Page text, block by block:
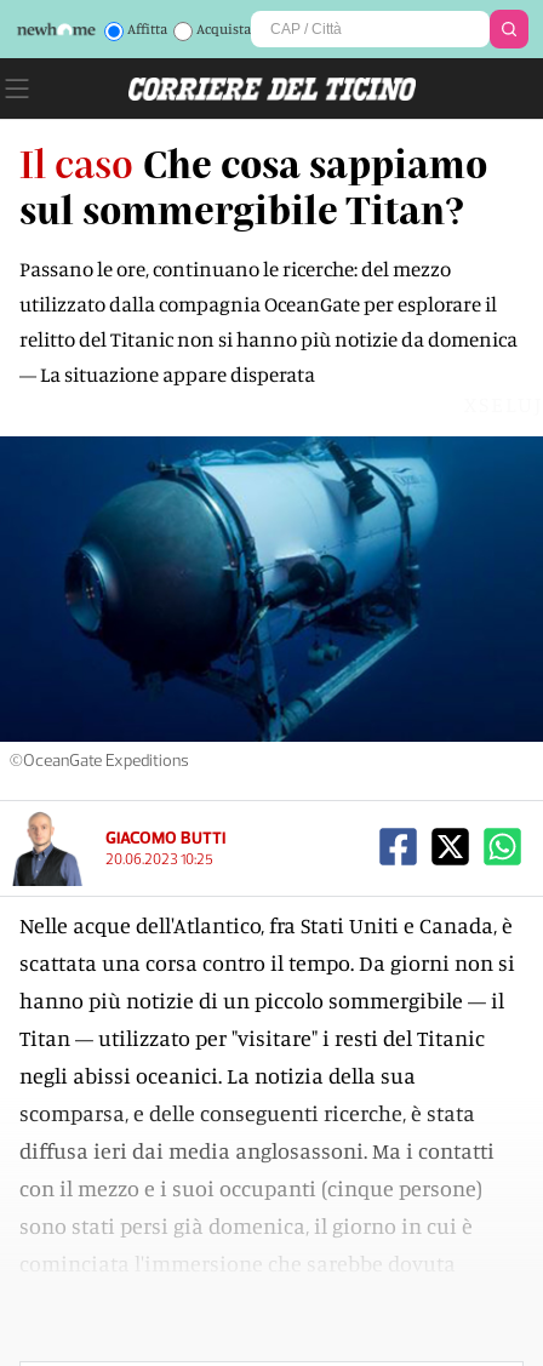
Affitta Acquista
Il caso Che cosa sappiamo
sul sommergibile Titan?
Passano le ore, continuano le ricerche: del mezzo
utilizzato dalla compagnia OceanGate per esplorare il
relitto del Titanic non si hanno più notizie da domenica
— La situazione appare disperata
©OceanGate Expeditions
GIACOMO BUTTI
20.06.2023 10:25
Nelle acque dell'Atlantico, fra Stati Uniti e Canada, è
scattata una corsa contro il tempo. Da giorni non si
hanno più notizie di un piccolo sommergibile — il
Titan — utilizzato per "visitare" i resti del Titanic
negli abissi oceanici. La notizia della sua
scomparsa, e delle conseguenti ricerche, è stata
diffusa ieri dai media anglosassoni. Ma i contatti
con il mezzo e i suoi occupanti (cinque persone)
sono stati persi già domenica, il giorno in cui è
cominciata l'immersione che sarebbe dovuta